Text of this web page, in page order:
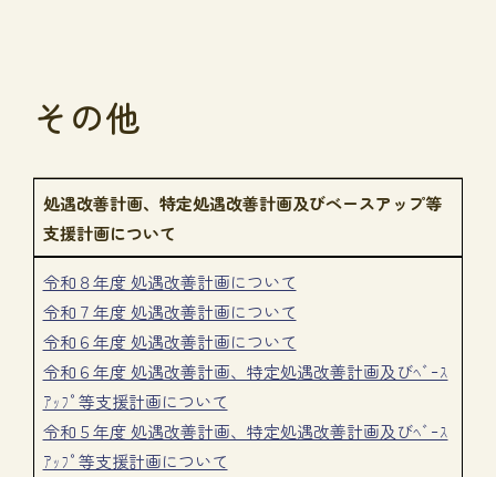
その他
処遇改善計画、特定処遇改善計画及びベースアップ等
支援計画について
令和８年度 処遇改善計画について
令和７年度 処遇改善計画について
令和６年度 処遇改善計画について
令和６年度 処遇改善計画、特定処遇改善計画及びﾍﾞｰｽ
ｱｯﾌﾟ等支援計画について
令和５年度 処遇改善計画、特定処遇改善計画及びﾍﾞｰｽ
ｱｯﾌﾟ等支援計画について